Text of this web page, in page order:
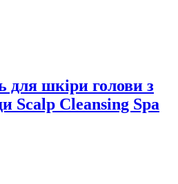
шкіри голови з
Scalp Cleansing Spa